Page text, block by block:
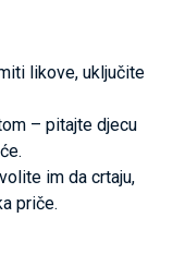
likove, uključite
– pitajte djecu
im da crtaju,
priče.